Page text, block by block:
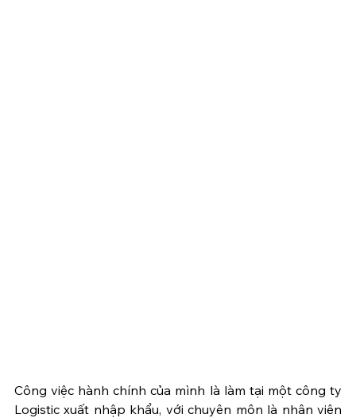
Công việc hành chính của mình là làm tại một công ty
Logistic xuất nhập khẩu, với chuyên môn là nhân viên